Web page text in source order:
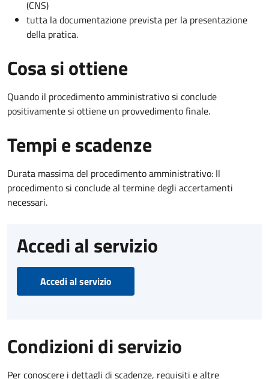
(CNS)
tutta la documentazione prevista per la presentazione
della pratica.
Cosa si ottiene
Quando il procedimento amministrativo si conclude
positivamente si ottiene un provvedimento finale.
Tempi e scadenze
Durata massima del procedimento amministrativo: Il
procedimento si conclude al termine degli accertamenti
necessari.
Accedi al servizio
Accedi al servizio
Condizioni di servizio
Per conoscere i dettagli di scadenze, requisiti e altre